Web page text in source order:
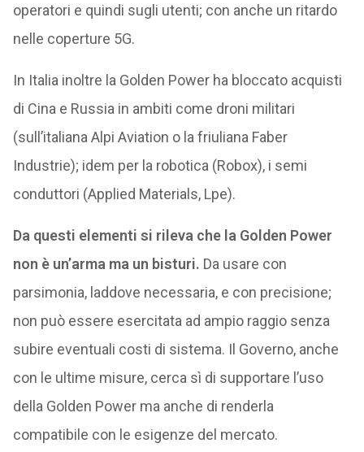
operatori e quindi sugli utenti; con anche un ritardo
nelle coperture 5G.
In Italia inoltre la Golden Power ha bloccato acquisti
di Cina e Russia in ambiti come droni militari
(sull’italiana Alpi Aviation o la friuliana Faber
Industrie); idem per la robotica (Robox), i semi
conduttori (Applied Materials, Lpe).
Da questi elementi si rileva che la Golden Power
non è un’arma ma un bisturi. Da usare con
parsimonia, laddove necessaria, e con precisione;
non può essere esercitata ad ampio raggio senza
subire eventuali costi di sistema. Il Governo, anche
con le ultime misure, cerca sì di supportare l’uso
della Golden Power ma anche di renderla
compatibile con le esigenze del mercato.